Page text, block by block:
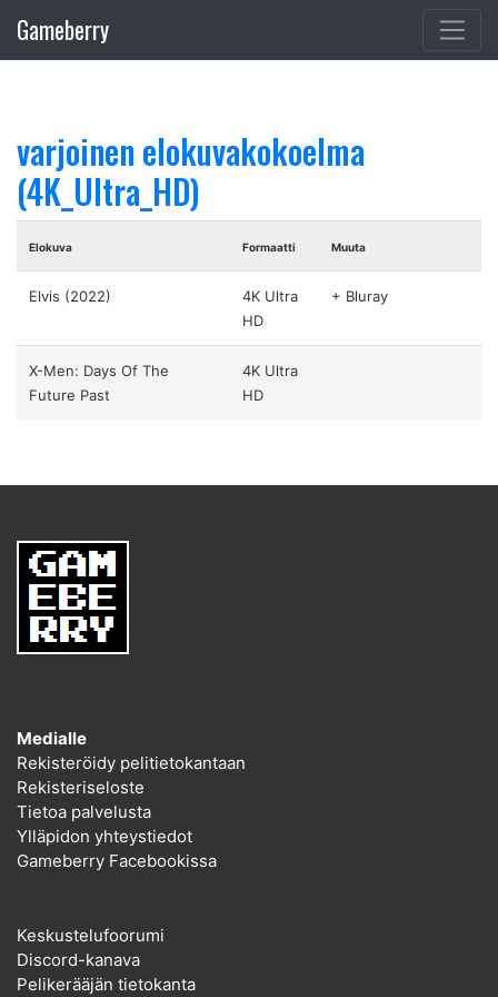
Gameberry
varjoinen elokuvakokoelma
(4K_Ultra_HD)
Elokuva Formaatti Muuta
Elvis (2022)
4K Ultra
HD
+ Bluray
X-Men: Days Of The
Future Past
4K Ultra
HD
Medialle
Rekisteröidy pelitietokantaan
Rekisteriseloste
Tietoa palvelusta
Ylläpidon yhteystiedot
Gameberry Facebookissa
Keskustelufoorumi
Discord-kanava
Pelikerääjän tietokanta